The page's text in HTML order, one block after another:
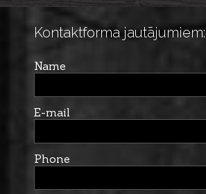
Kontaktforma jautājumiem:
Name
E-mail
Phone